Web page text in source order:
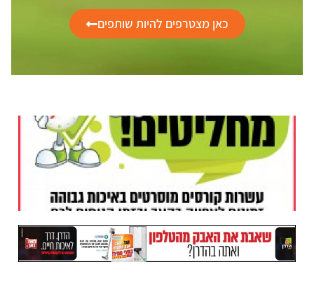
כאן מצטרפים להיות שותפים